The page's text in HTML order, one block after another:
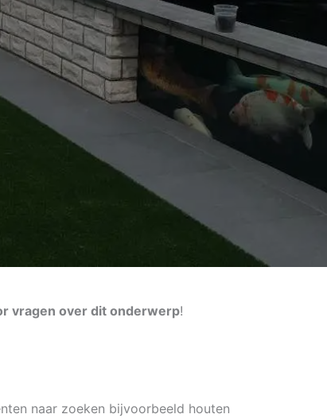
vragen over dit onderwerp!
naar zoeken bijvoorbeeld houten